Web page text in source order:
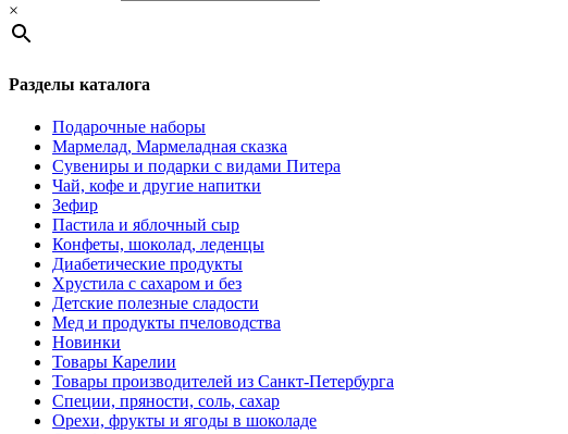
×
Разделы каталога
Подарочные наборы
Мармелад, Мармеладная сказка
Сувениры и подарки с видами Питера
Чай, кофе и другие напитки
Зефир
Пастила и яблочный сыр
Конфеты, шоколад, леденцы
Диабетические продукты
Хрустила с сахаром и без
Детские полезные сладости
Мед и продукты пчеловодства
Новинки
Товары Карелии
Товары производителей из Санкт-Петербурга
Специи, пряности, соль, сахар
Орехи, фрукты и ягоды в шоколаде